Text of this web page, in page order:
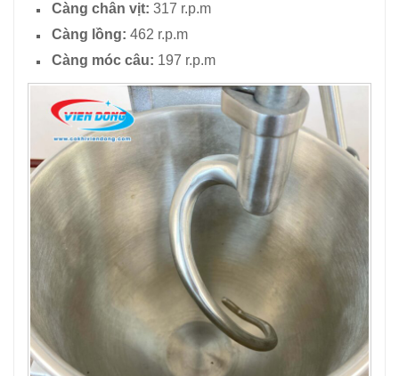
Càng chân vịt: 317 r.p.m
Càng lồng: 462 r.p.m
Càng móc câu: 197 r.p.m